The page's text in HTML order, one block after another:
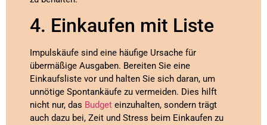
4. Einkaufen mit Liste
Impulskäufe sind eine häufige Ursache für
übermäßige Ausgaben. Bereiten Sie eine
Einkaufsliste vor und halten Sie sich daran, um
unnötige Spontankäufe zu vermeiden. Dies hilft
nicht nur, das Budget einzuhalten, sondern trägt
auch dazu bei, Zeit und Stress beim Einkaufen zu